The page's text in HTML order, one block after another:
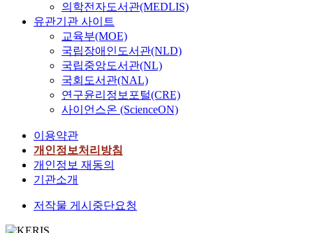
의학전자도서관(MEDLIS)
유관기관 사이트
교육부(MOE)
국립장애인도서관(NLD)
국립중앙도서관(NL)
국회도서관(NAL)
연구윤리정보포털(CRE)
사이언스온 (ScienceON)
이용약관
개인정보처리방침
개인정보 재동의
기관소개
저작물 게시중단요청